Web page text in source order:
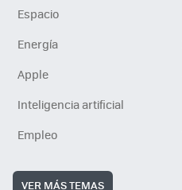
Espacio
Energía
Apple
Inteligencia artificial
Empleo
VER MÁS TEMAS